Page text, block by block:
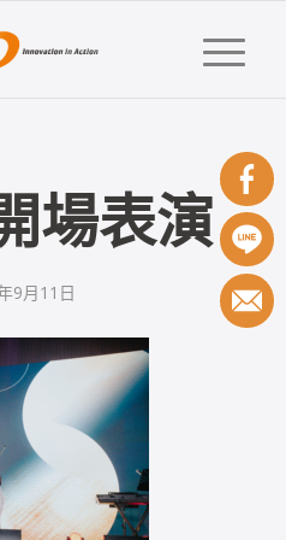
場表演
9月11日